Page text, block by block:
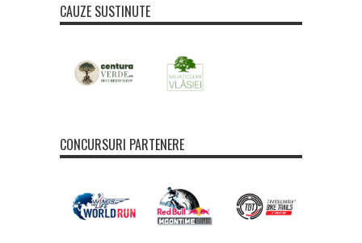
CAUZE SUSTINUTE
CONCURSURI PARTENERE